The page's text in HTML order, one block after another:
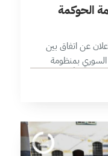
الحوكمة
2025، تم الإعلان عن اتفاق بين
السوري بمنظومة
مدفوعاً باعتبارات